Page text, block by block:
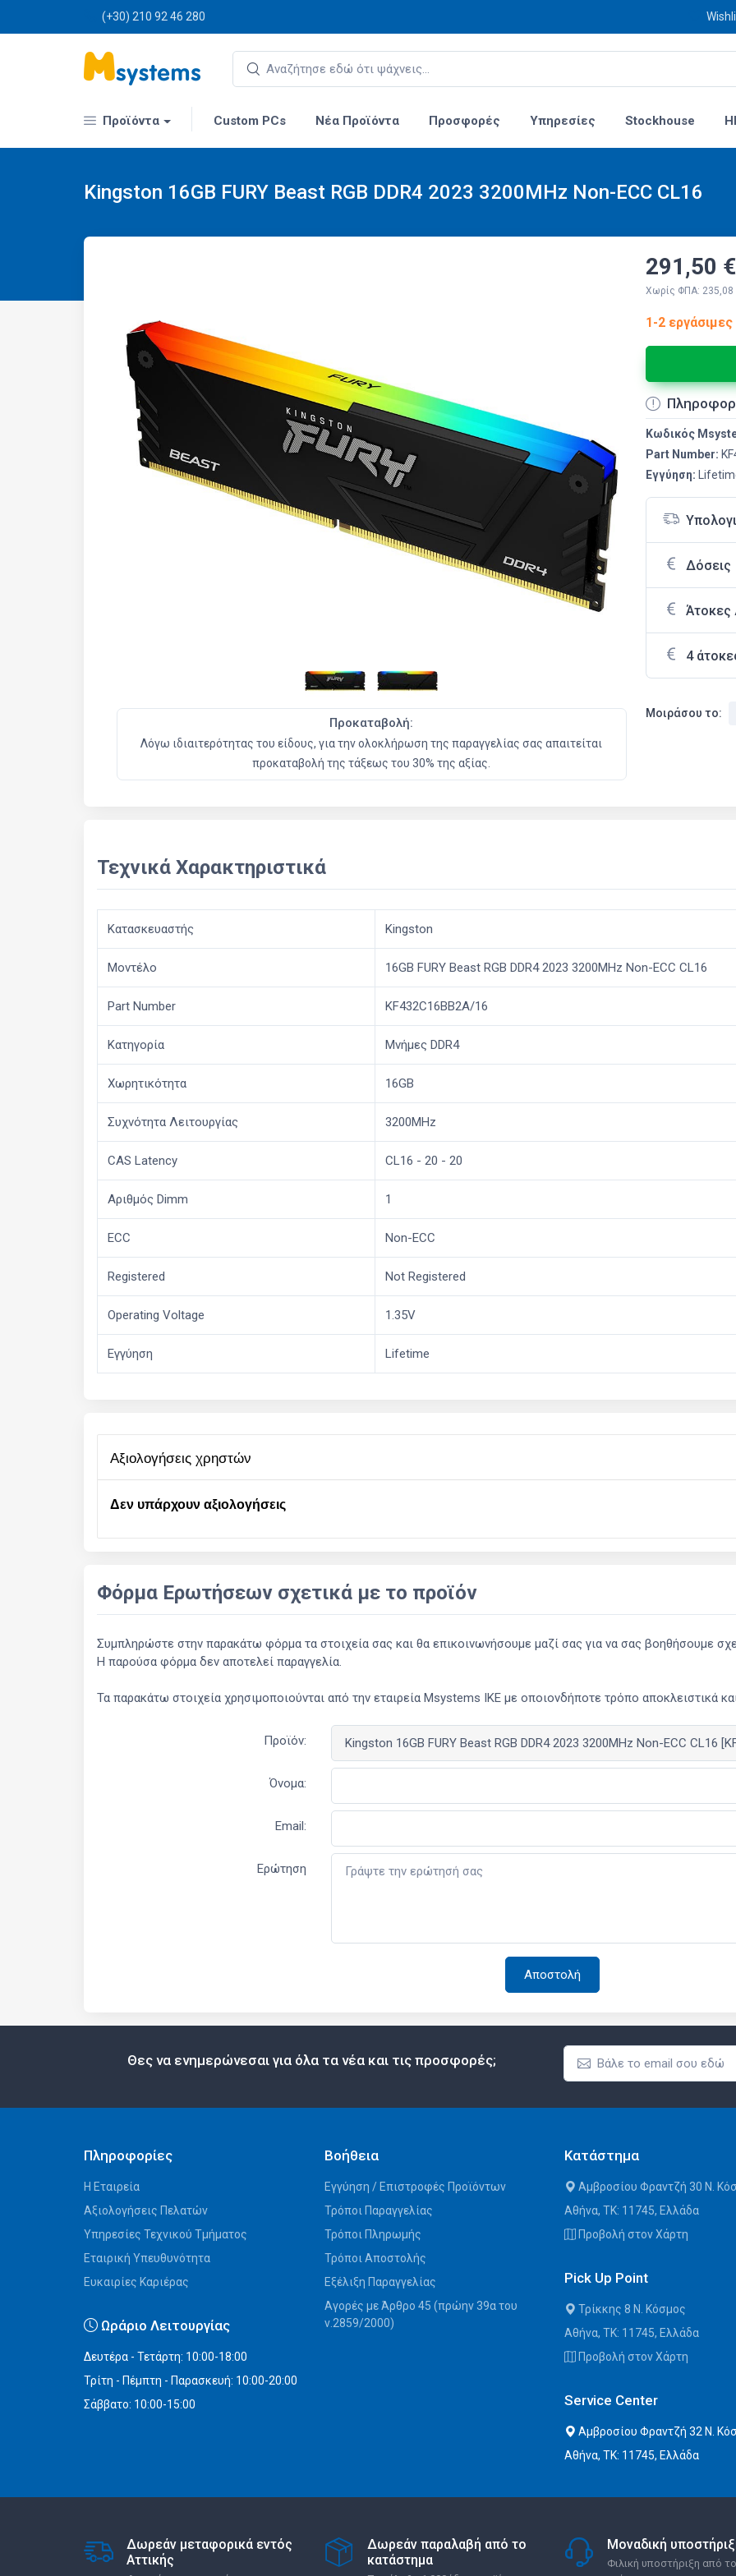
(+30) 210 92 46 280
Προϊόντα Custom PCs Νέα Προϊόντα Προσφορές Υπηρεσίες Stockhouse
Kingston 16GB FURY Beast RGB DDR4 2023 3200MHz Non-ECC CL16
Προκαταβολή:
Λόγω ιδιαιτερότητας του είδους, για την ολοκλήρωση της παραγγελίας σας απαιτείται
προκαταβολή της τάξεως του 30% της αξίας.
291,50 €
Χωρίς ΦΠΑ: 235,08
1-2 εργάσιμες
Κωδικός
Part Number:
Εγγύηση:
Δόσεις
Άτοκες
4
Μοιράσου το:
Τεχνικά Χαρακτηριστικά
Κατασκευαστής Kingston
Μοντέλο 16GB FURY Beast RGB DDR4 2023 3200MHz Non-ECC CL16
Part Number KF432C16BB2A/16
Κατηγορία Μνήμες DDR4
Χωρητικότητα 16GB
Συχνότητα Λειτουργίας 3200MHz
CAS Latency CL16 - 20 - 20
Αριθμός Dimm 1
ECC Non-ECC
Registered Not Registered
Operating Voltage 1.35V
Εγγύηση Lifetime
αξιολογήσεις χρηστών
Δεν υπάρχουν αξιολογήσεις
Φόρμα Ερωτήσεων σχετικά με το προϊόν
Συμπληρώστε στην παρακάτω φόρμα τα στοιχεία σας και θα επικοινωνήσουμε μαζί σας για να σας βοηθήσουμε
Η παρούσα φόρμα δεν αποτελεί παραγγελία.
Τα παρακάτω στοιχεία χρησιμοποιούνται από την εταιρεία Msystems ΙΚΕ με οποιονδήποτε τρόπο αποκλειστικά
Προϊόν:
Όνομα:
Email:
Ερώτηση
Θες να ενημερώνεσαι για όλα τα νέα και τις προσφορές;
Πληροφορίες
Η Εταιρεία
Αξιολογήσεις Πελατών
Υπηρεσίες Τεχνικού Τμήματος
Εταιρική Υπευθυνότητα
Ευκαιρίες Καριέρας
Ωράριο Λειτουργίας
Δευτέρα - Τετάρτη: 10:00-18:00
Τρίτη - Πέμπτη - Παρασκευή: 10:00-20:00
Σάββατο: 10:00-15:00
Βοήθεια
Εγγύηση / Επιστροφές Προϊόντων
Τρόποι Παραγγελίας
Τρόποι Πληρωμής
Τρόποι Αποστολής
Εξέλιξη Παραγγελίας
Αγορές με Άρθρο 45 (πρώην 39α του
ν.2859/2000)
Κατάστημα
Αμβροσίου Φραντζή 30 Ν.
Αθήνα, ΤΚ: 11745, Ελλάδα
Προβολή στον Χάρτη
Pick Up Point
Τρίκκης 8 Ν. Κόσμος
Αθήνα, ΤΚ: 11745, Ελλάδα
Προβολή στον Χάρτη
Service Center
Αμβροσίου Φραντζή 32 Ν.
Αθήνα, ΤΚ: 11745, Ελλάδα
Δωρεάν μεταφορικά εντός
Αττικής
Δωρεάν παραλαβή από το
κατάστημα
Μοναδική
Φιλική υποστήριξη από